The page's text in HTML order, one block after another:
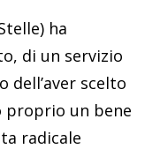
ha
di un servizio
dell’aver scelto
proprio un bene
radicale